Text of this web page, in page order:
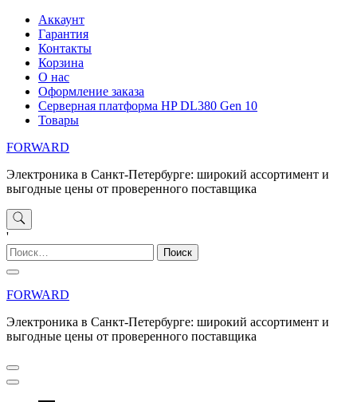
Перейти
содержимому
Аккаунт
Гарантия
Контакты
Корзина
О нас
Оформление заказа
Серверная платформа HP DL380 Gen 10
Товары
FORWARD
Электроника в Санкт-Петербурге: широкий ассортимент и
выгодные цены от проверенного поставщика
'
Найти:
FORWARD
Электроника в Санкт-Петербурге: широкий ассортимент и
выгодные цены от проверенного поставщика